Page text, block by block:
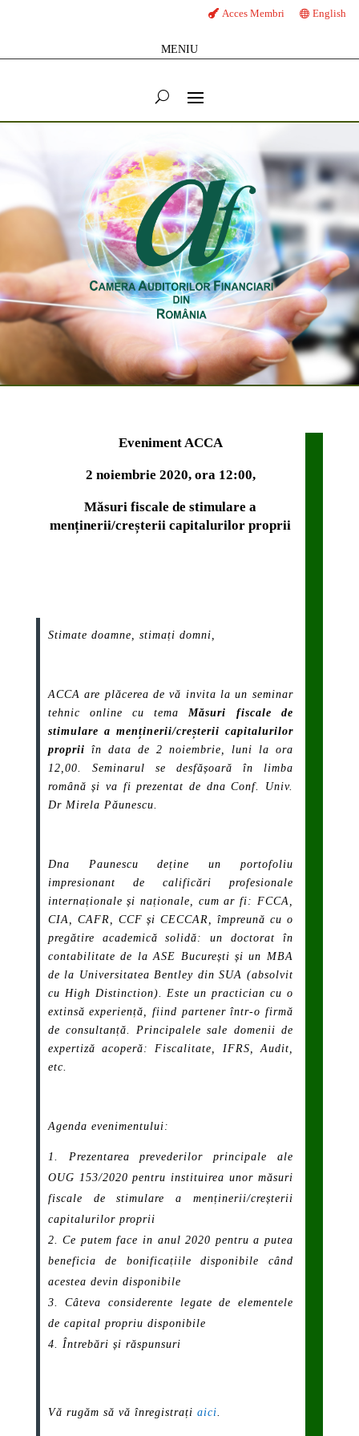
Acces Membri English
MENIU
Eveniment ACCA
2 noiembrie 2020, ora 12:00,
Măsuri fiscale de stimulare a
menținerii/creșterii capitalurilor proprii
Stimate doamne, stimați domni,
ACCA are plăcerea de vă invita la un seminar
tehnic online cu tema Măsuri fiscale de
stimulare a menținerii/creșterii capitalurilor
proprii în data de 2 noiembrie, luni la ora
12,00. Seminarul se desfășoară în limba
română și va fi prezentat de dna Conf. Univ.
Dr Mirela Păunescu.
Dna Paunescu deține un portofoliu
impresionant de calificări profesionale
internaționale și naționale, cum ar fi: FCCA,
CIA, CAFR, CCF și CECCAR, împreună cu o
pregătire academică solidă: un doctorat în
contabilitate de la ASE București și un MBA
de la Universitatea Bentley din SUA (absolvit
cu High Distinction). Este un practician cu o
extinsă experiență, fiind partener într-o firmă
de consultanță. Principalele sale domenii de
expertiză acoperă: Fiscalitate, IFRS, Audit,
etc.
Agenda evenimentului:
Prezentarea prevederilor principale ale
OUG 153/2020 pentru instituirea unor măsuri
fiscale de stimulare a menținerii/creșterii
capitalurilor proprii
Ce putem face in anul 2020 pentru a putea
beneficia de bonificațiile disponibile când
acestea devin disponibile
Câteva considerente legate de elementele
de capital propriu disponibile
Întrebări și răspunsuri
Vă rugăm să vă înregistrați aici